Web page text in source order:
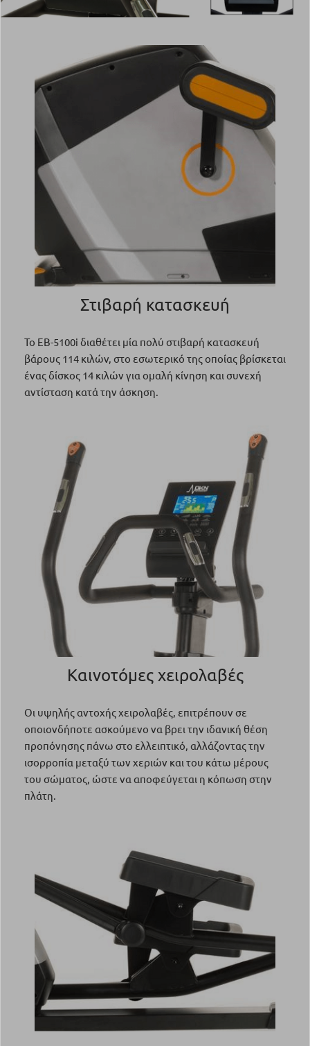
Στιβαρή κατασκευή
Το EB-5100i διαθέτει μία πολύ στιβαρή κατασκευή
βάρους 114 κιλών, στο εσωτερικό της οποίας βρίσκεται
ένας δίσκος 14 κιλών για ομαλή κίνηση και συνεχή
αντίσταση κατά την άσκηση.
Καινοτόμες χειρολαβές
Οι υψηλής αντοχής χειρολαβές, επιτρέπουν σε
οποιονδήποτε ασκούμενο να βρει την ιδανική θέση
προπόνησης πάνω στο ελλειπτικό, αλλάζοντας την
ισορροπία μεταξύ των χεριών και του κάτω μέρους
του σώματος, ώστε να αποφεύγεται η κόπωση στην
πλάτη.